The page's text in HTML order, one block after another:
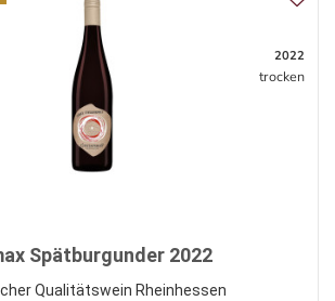
2022
trocken
Spätburgunder 2022
Qualitätswein Rheinhessen